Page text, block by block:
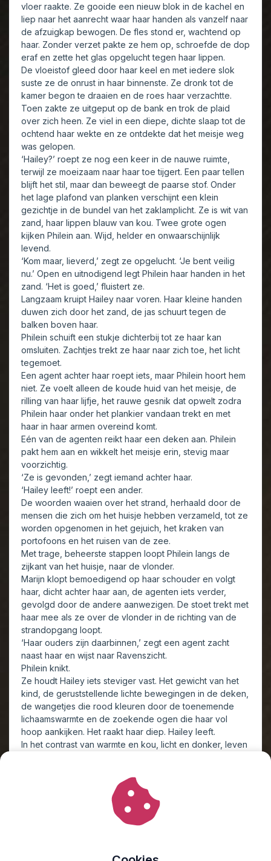
vloer raakte. Ze gooide een nieuw blok in de kachel en
liep naar het aanrecht waar haar handen als vanzelf naar
de afzuigkap bewogen. De fles stond er, wachtend op
haar. Zonder verzet pakte ze hem op, schroefde de dop
eraf en zette het glas opgelucht tegen haar lippen.
De vloeistof gleed door haar keel en met iedere slok
suste ze de onrust in haar binnenste. Ze dronk tot de
kamer begon te draaien en de roes haar verzachtte.
Toen zakte ze uitgeput op de bank en trok de plaid
over zich heen. Ze viel in een diepe, dichte slaap tot de
ochtend haar wekte en ze ontdekte dat het meisje weg
was gelopen.
‘Hailey?’ roept ze nog een keer in de nauwe ruimte,
terwijl ze moeizaam naar haar toe tijgert. Een paar tellen
blijft het stil, maar dan beweegt de paarse stof. Onder
het lage plafond van planken verschijnt een klein
gezichtje in de bundel van het zaklamplicht. Ze is wit van
zand, haar lippen blauw van kou. Twee grote ogen
kijken Philein aan. Wijd, helder en onwaarschijnlijk
levend.
‘Kom maar, lieverd,’ zegt ze opgelucht. ‘Je bent veilig
nu.’ Open en uitnodigend legt Philein haar handen in het
zand. ‘Het is goed,’ fluistert ze.
Langzaam kruipt Hailey naar voren. Haar kleine handen
duwen zich door het zand, de jas schuurt tegen de
balken boven haar.
Philein schuift een stukje dichterbij tot ze haar kan
omsluiten. Zachtjes trekt ze haar naar zich toe, het licht
tegemoet.
Een agent achter haar roept iets, maar Philein hoort hem
niet. Ze voelt alleen de koude huid van het meisje, de
rilling van haar lijfje, het rauwe gesnik dat opwelt zodra
Philein haar onder het plankier vandaan trekt en met
haar in haar armen overeind komt.
Eén van de agenten reikt haar een deken aan. Philein
pakt hem aan en wikkelt het meisje erin, stevig maar
voorzichtig.
‘Ze is gevonden,’ zegt iemand achter haar.
‘Hailey leeft!’ roept een ander.
De woorden waaien over het strand, herhaald door de
mensen die zich om het huisje hebben verzameld, tot ze
worden opgenomen in het gejuich, het kraken van
portofoons en het ruisen van de zee.
Met trage, beheerste stappen loopt Philein langs de
zijkant van het huisje, naar de vlonder.
Marijn klopt bemoedigend op haar schouder en volgt
haar, dicht achter haar aan, de agenten iets verder,
gevolgd door de andere aanwezigen. De stoet trekt met
haar mee als ze over de vlonder in de richting van de
strandopgang loopt.
‘Haar ouders zijn daarbinnen,’ zegt een agent zacht
naast haar en wijst naar Ravenszicht.
Philein knikt.
Ze houdt Hailey iets steviger vast. Het gewicht van het
kind, de geruststellende lichte bewegingen in de deken,
de wangetjes die rood kleuren door de toenemende
lichaamswarmte en de zoekende ogen die haar vol
hoop aankijken. Het raakt haar diep. Hailey leeft.
In het contrast van warmte en kou, licht en donker, leven
Bij de ingang van het strandpaviljoen opent een agent
de deur voor Philein. Geroezemoes, de koffielucht, de
geur van natte jassen en de knapperend haard komt